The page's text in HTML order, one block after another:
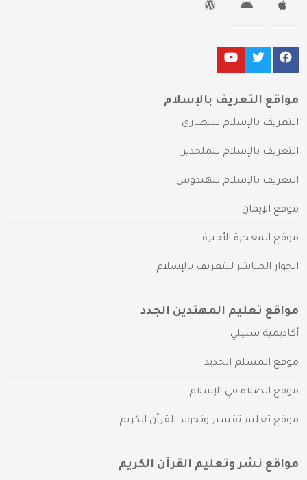
مواقع التعريف بالإسلام
التعريف بالإسلام للنصارى
التعريف بالإسلام للملحدين
التعريف بالإسلام للهندوس
موقع الإيمان
موقع المعجزة الأخيرة
الحوار المباشر للتعريف بالإسلام
مواقع تعليم المهتدين الجدد
أكاديمية سبيلي
موقع المسلم الجديد
موقع الصلاة في الإسلام
موقع تعليم تفسير وتجويد القرآن الكريم
مواقع نشر وتعليم القرآن الكريم